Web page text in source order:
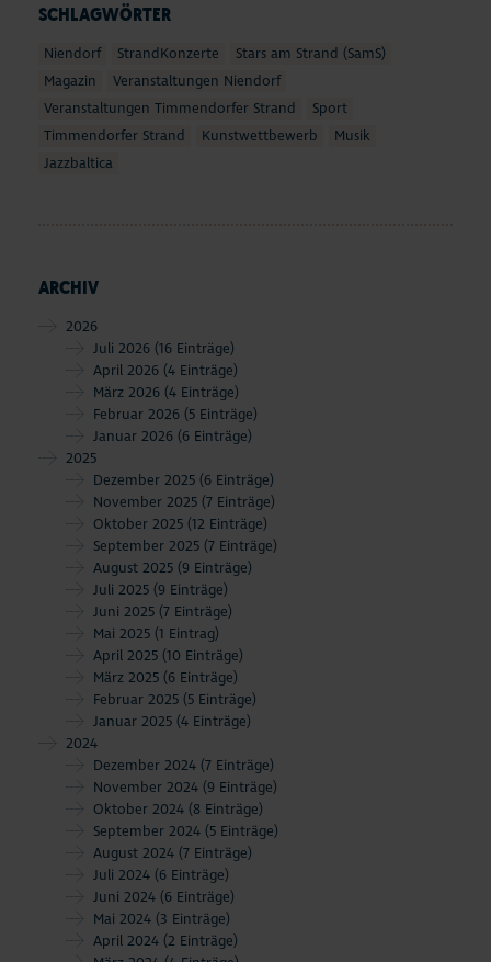
SCHLAGWÖRTER
Niendorf StrandKonzerte
Stars am Strand (SamS)
Magazin
Veranstaltungen Niendorf
Veranstaltungen Timmendorfer Strand
Sport
Timmendorfer Strand
Kunstwettbewerb
Musik
Jazzbaltica
ARCHIV
2026
Juli 2026 (16 Einträge)
April 2026 (4 Einträge)
März 2026 (4 Einträge)
Februar 2026 (5 Einträge)
Januar 2026 (6 Einträge)
2025
Dezember 2025 (6 Einträge)
November 2025 (7 Einträge)
Oktober 2025 (12 Einträge)
September 2025 (7 Einträge)
August 2025 (9 Einträge)
Juli 2025 (9 Einträge)
Juni 2025 (7 Einträge)
Mai 2025 (1 Eintrag)
April 2025 (10 Einträge)
März 2025 (6 Einträge)
Februar 2025 (5 Einträge)
Januar 2025 (4 Einträge)
2024
Dezember 2024 (7 Einträge)
November 2024 (9 Einträge)
Oktober 2024 (8 Einträge)
September 2024 (5 Einträge)
August 2024 (7 Einträge)
Juli 2024 (6 Einträge)
Juni 2024 (6 Einträge)
Mai 2024 (3 Einträge)
April 2024 (2 Einträge)